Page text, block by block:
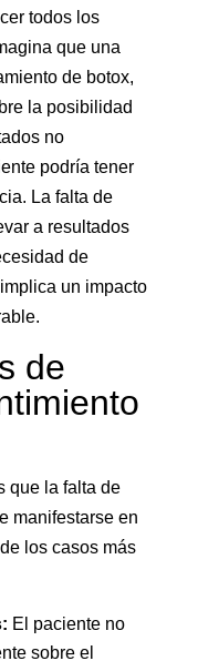
todos los
que una
de botox,
la posibilidad
no
podría tener
La falta de
a resultados
de
un impacto
de
que la falta de
manifestarse en
los casos más
El paciente no
sobre el